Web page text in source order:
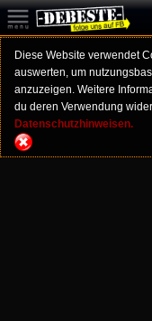
Diese Website verwendet
auswerten, um
anzuzeigen. Weitere
du deren Verwendung
Datenschutzhinweisen.